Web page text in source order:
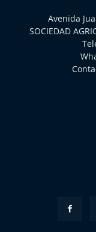
Avenida
SOCIEDAD